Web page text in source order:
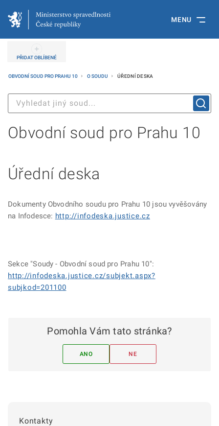
MENU
PŘIDAT OBLÍBENÉ
OBVODNÍ SOUD PRO PRAHU 10 O SOUDU ÚŘEDNÍ DESKA
Obvodní soud pro Prahu 10
Kontakty
Úřední deska
Dokumenty Obvodního soudu pro Prahu 10 jsou vyvěšovány
na Infodesce: http://infodeska.justice.cz
Sekce "Soudy - Obvodní soud pro Prahu 10":
http://infodeska.justice.cz/subjekt.aspx?
subjkod=201100
Pomohla Vám tato stránka?
ANO NE